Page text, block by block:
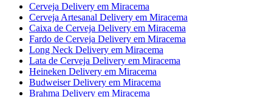
Cerveja Delivery em Miracema
Cerveja Artesanal Delivery em Miracema
Caixa de Cerveja Delivery em Miracema
Fardo de Cerveja Delivery em Miracema
Long Neck Delivery em Miracema
Lata de Cerveja Delivery em Miracema
Heineken Delivery em Miracema
Budweiser Delivery em Miracema
Brahma Delivery em Miracema